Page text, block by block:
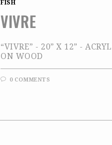
FISH
VIVRE
“VIVRE” - 20” X 12” -
ON WOOD
0 COMMENTS